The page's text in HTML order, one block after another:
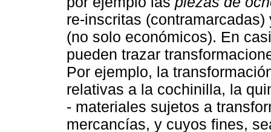
re-inscritas
(no solo económicos). En
pueden trazar
Por ejemplo, la
relativas a la cochinilla, la
- materiales sujetos a
mercancías, y cuyos fines,